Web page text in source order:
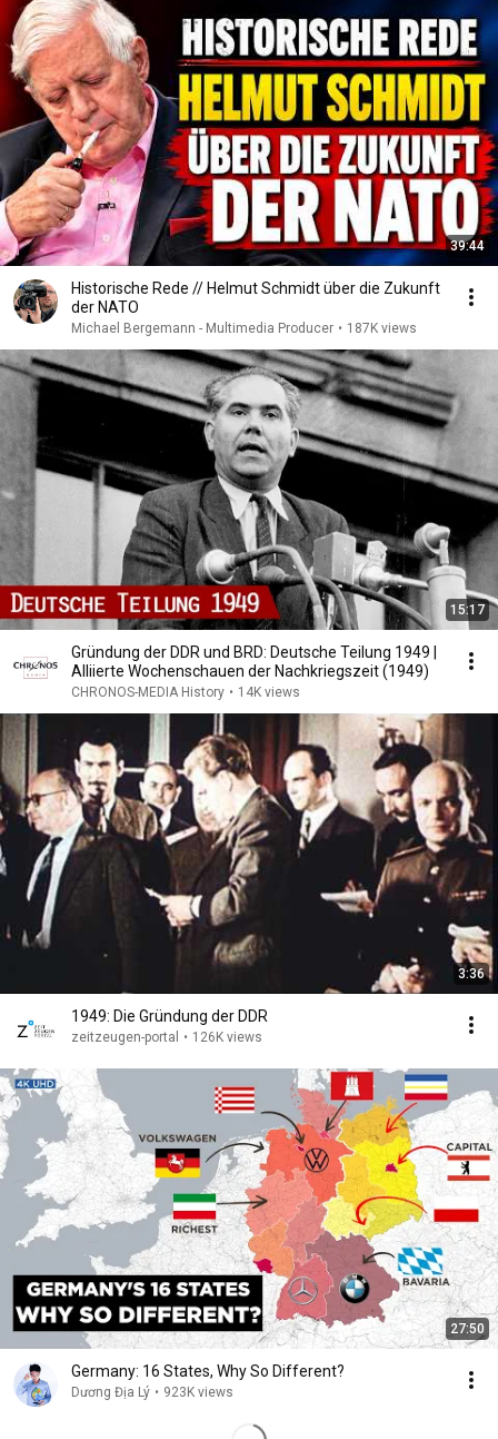
39:44
Historische Rede // Helmut Schmidt über die Zukunft
der NATO
Michael Bergemann - Multimedia Producer • 187K views
15:17
Gründung der DDR und BRD: Deutsche Teilung 1949 |
Alliierte Wochenschauen der Nachkriegszeit (1949)
CHRONOS-MEDIA History • 14K views
3:36
1949: Die Gründung der DDR
zeitzeugen-portal • 126K views
27:50
Germany: 16 States, Why So Different?
Dương Địa Lý • 923K views